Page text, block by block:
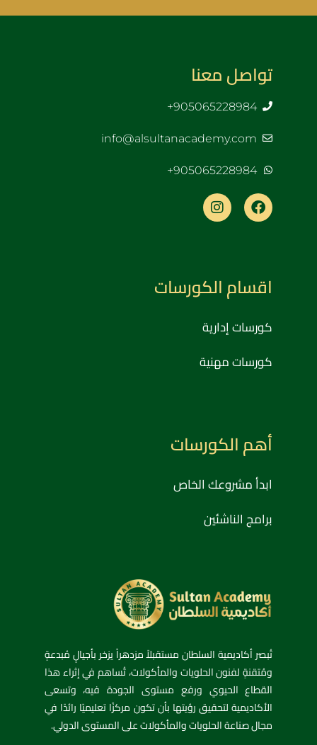
تواصل معنا
905065228984+
info@alsultanacademy.com
905065228984+
اقسام الكورسات
كورسات إدارية
كورسات مهنية
أهم الكورسات
ابدأ مشروعك الخاص
برامج الناشئين
تُبصر أكاديمية السلطان مستقبلاً مزدهراً يزخر بأجيالٍ مُبدعةٍ
ومُتقنةٍ لفنون الحلويات والمأكولات، تُساهم في إثراء هذا
القطاع الحيوي ورفع مستوى الجودة فيه، وتسعى
الأكاديمية لتحقيق رؤيتها بأن تكون مركزًا تعليميًا رائدًا في
مجال صناعة الحلويات والمأكولات على المستوى الدولي.